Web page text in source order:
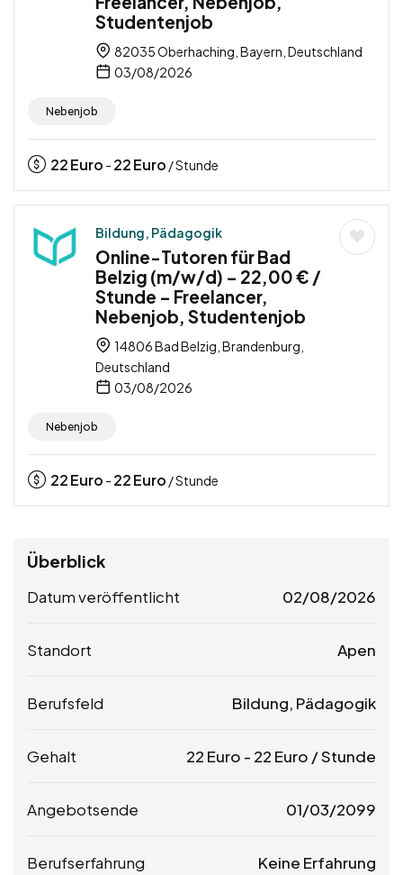
Studentenjob
82035 Oberhaching, Bayern, Deutschland
03/08/2026
Nebenjob
22Euro - 22Euro / Stunde
Bildung, Pädagogik
Online-Tutoren für Bad
Belzig (m/w/d) – 22,00 € /
Stunde – Freelancer,
Nebenjob, Studentenjob
14806 Bad Belzig, Brandenburg,
Deutschland
03/08/2026
Nebenjob
22Euro - 22Euro / Stunde
Überblick
Datum veröffentlicht 02/08/2026
Standort Apen
Berufsfeld Bildung, Pädagogik
Gehalt 22 Euro - 22 Euro / Stunde
Angebotsende 01/03/2099
Berufserfahrung Keine Erfahrung